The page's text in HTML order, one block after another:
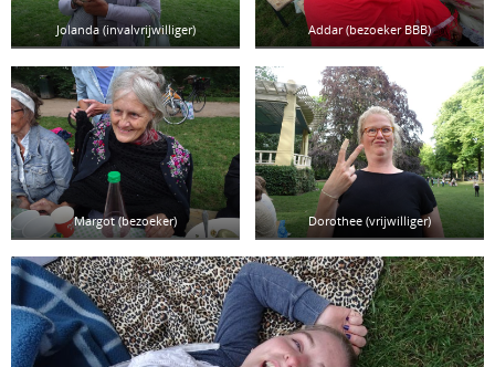
Jolanda (invalvrijwilliger) Addar (bezoeker BBB)
Margot (bezoeker) Dorothee (vrijwilliger)